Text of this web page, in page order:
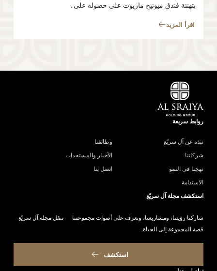
بتهنئة فندق ميونيخ ماريوت على حصوله على…
اقرأ المزيد
روابط سريعة
نبذة عن آل سريّع
وظائفنا
شركاتنا
الأخبار والمستجدات
نهجنا في النمو
اتصل بنا
الاستدامة
استكشف مجلة آل سريّع
شاركنا رؤيتنا، ومشاريعنا، وتعرف على أصوات مجموعتنا — تنقل مجلة آل سريّع
قصة المجموعة إلى الحياة.
استكشف